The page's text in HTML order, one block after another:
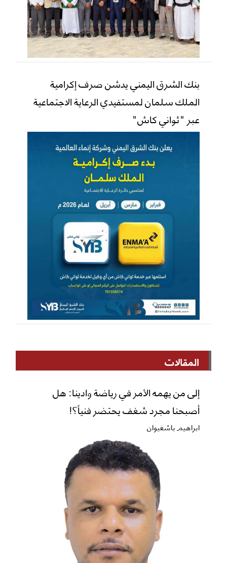
بنك الشرق اليمني يدشن صرف إكرامية
الملك سلمان لمستفيدي الرعاية الاجتماعية
عبر "ثواني كاش"
المقالات
إلى من يهمه الأمر في رياضة وادينا: هل
أصبحنا مجرد شغف يحتضر فنياً؟!
ابراهيم باشغيوان